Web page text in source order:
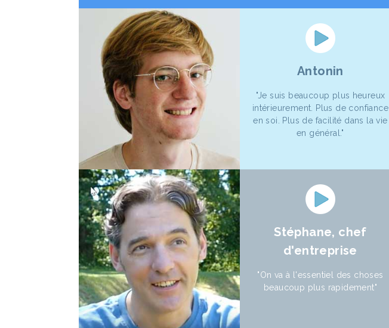
Antonin
"Je suis beaucoup plus heureux
intérieurement. Plus de confiance
en soi. Plus de facilité dans la vie
en général."
Stéphane, chef
d'entreprise
"On va à l'essentiel des choses
beaucoup plus rapidement"